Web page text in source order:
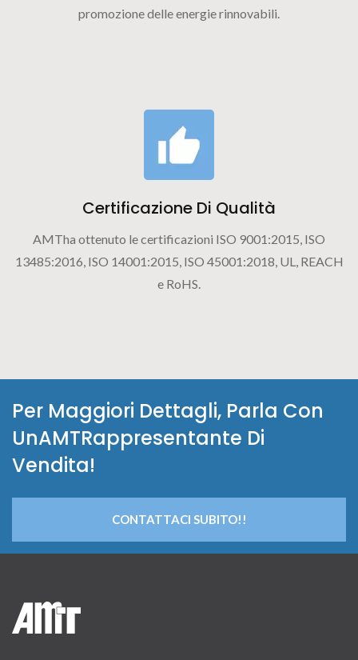
promozione delle energie rinnovabili.
Certificazione Di Qualità
AMTha ottenuto le certificazioni ISO 9001:2015, ISO
13485:2016, ISO 14001:2015, ISO 45001:2018, UL, REACH
e RoHS.
Per Maggiori Dettagli, Parla Con
UnAMTRappresentante Di
Vendita!
CONTATTACI SUBITO!!